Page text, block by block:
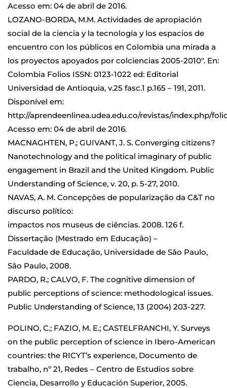
Acesso em: 04 de abril de 2016.
LOZANO-BORDA, M.M. Actividades de apropiación
social de la ciencia y la tecnología y los espacios de
encuentro con los públicos en Colombia una mirada a
los proyectos apoyados por colciencias 2005-2010″. En:
Colombia Folios ISSN: 0123-1022 ed: Editorial
Universidad de Antioquia, v.25 fasc.1 p.165 – 191, 2011.
Disponível em:
http://aprendeenlinea.udea.edu.co/revistas/index.php/
Acesso em: 04 de abril de 2016.
MACNAGHTEN, P.; GUIVANT, J. S. Converging citizens?
Nanotechnology and the political imaginary of public
engagement in Brazil and the United Kingdom. Public
Understanding of Science, v. 20, p. 5-27, 2010.
NAVAS, A. M. Concepções de popularização da C&T no
discurso político:
impactos nos museus de ciências. 2008. 126 f.
Dissertação (Mestrado em Educação) –
Faculdade de Educação, Universidade de São Paulo,
São Paulo, 2008.
PARDO, R.; CALVO, F. The cognitive dimension of
public perceptions of science: methodological issues.
Public Understanding of Science, 13 (2004) 203-227.
POLINO, C.; FAZIO, M. E.; CASTELFRANCHI, Y. Surveys
on the public perception of science in Ibero-American
countries: the RICYT’s experience, Documento de
trabalho, nº 21, Redes – Centro de Estudios sobre
Ciencia, Desarrollo y Educación Superior, 2005.